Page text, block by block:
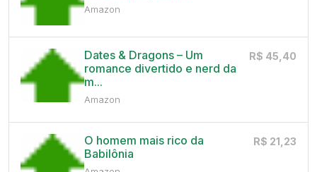
Amazon
Dates & Dragons – Um
romance divertido e nerd da
m...
Amazon
R$ 45,40
O homem mais rico da
Babilônia
R$ 21,23